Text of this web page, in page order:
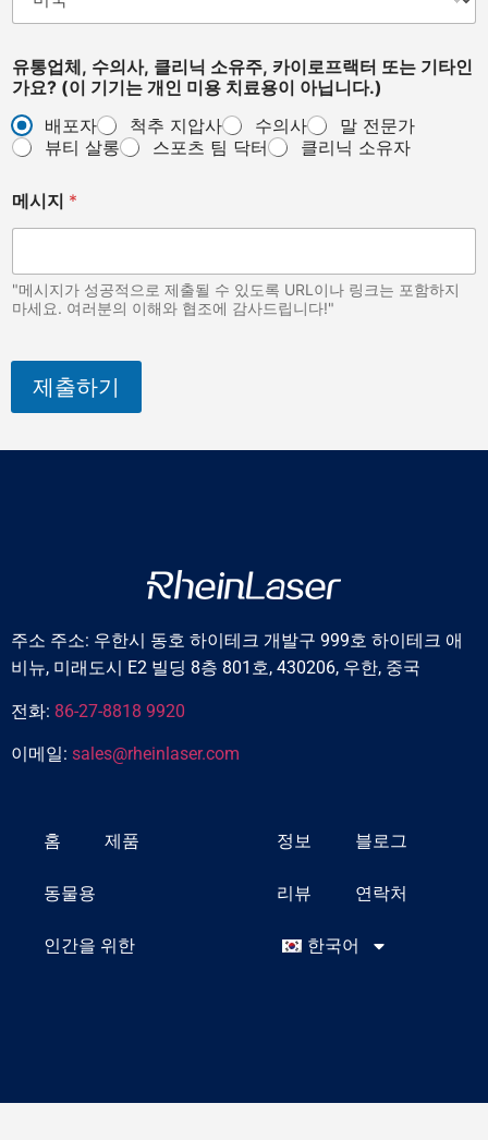
유통업체, 수의사, 클리닉 소유주, 카이로프랙터 또는 기타인
가요? (이 기기는 개인 미용 치료용이 아닙니다.)
배포자
척추 지압사 수의사
말 전문가
뷰티 살롱
스포츠 팀 닥터
클리닉 소유자
s
메
카
이
랙
메시지 *
"메시지가 성공적으로 제출될 수 있도록 URL이나 링크는 포함하지
마세요. 여러분의 이해와 협조에 감사드립니다!"
제출하기
주소 주소: 우한시 동호 하이테크 개발구 999호 하이테크 애
비뉴, 미래도시 E2 빌딩 8층 801호, 430206, 우한, 중국
전화: 86-27-8818 9920
이메일: sales@rheinlaser.com
홈 제품
동물용
인간을 위한
정보 블로그
리뷰 연락처
한국어